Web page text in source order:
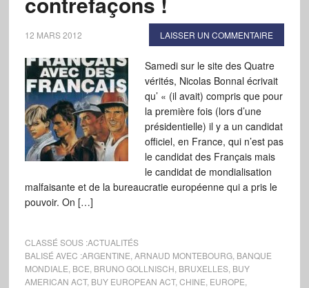
12 MARS 2012 LAISSER UN COMMENTAIRE
Samedi sur le site des Quatre
vérités, Nicolas Bonnal écrivait
qu’ « (il avait) compris que pour
la première fois (lors d’une
présidentielle) il y a un candidat
officiel, en France, qui n’est pas
le candidat des Français mais
le candidat de mondialisation
malfaisante et de la bureaucratie européenne qui a pris le
pouvoir. On […]
CLASSÉ SOUS :ACTUALITÉS
BALISÉ AVEC :ARGENTINE ARNAUD MONTEBOURG, BANQUE
MONDIALE BCE BRUNO GOLLNISCH BRUXELLES, BUY
AMERICAN ACT, BUY EUROPEAN ACT, CHINE EUROPE